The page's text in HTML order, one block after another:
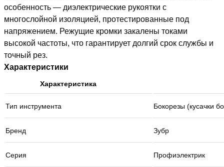
особенность — диэлектрические рукоятки с
многослойной изоляцией, протестированные под
напряжением. Режущие кромки закалены токами
высокой частоты, что гарантирует долгий срок службы и
точный рез.
Характеристики
Характеристика
Тип инструмента Бокорезы (кусачки
Бренд Зубр
Серия Профиэлектрик